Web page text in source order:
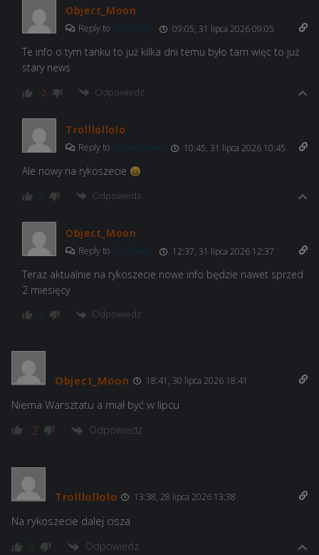
Object_Moon
Reply to Trolllollolo 09:05, 31 lipca 2026 09:05
Te info o tym tanku to już kilka dni temu było tam więc to już
stary news
-2 Odpowiedz
Trolllollolo
Reply to Object_Moon 10:45, 31 lipca 2026 10:45
Ale nowy na rykoszecie
2 Odpowiedz
Object_Moon
Reply to Trolllollolo 12:37, 31 lipca 2026 12:37
Teraz aktualnie na rykoszecie nowe info będzie nawet sprzed
2 miesięcy
1 Odpowiedz
Object_Moon 18:41, 30 lipca 2026 18:41
Niema Warsztatu a miał być w lipcu
-2 Odpowiedz
Trolllollolo 13:38, 28 lipca 2026 13:38
Na rykoszecie dalej cisza
2 Odpowiedz